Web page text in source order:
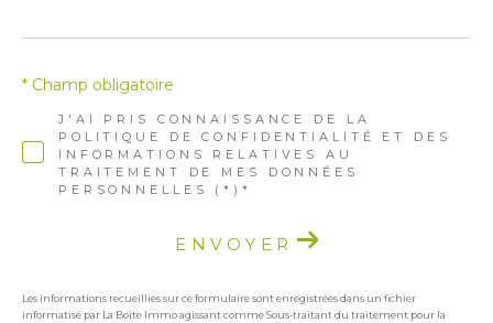
J'AI PRIS CONNAISSANCE DE LA
POLITIQUE DE CONFIDENTIALITÉ ET DES
INFORMATIONS RELATIVES AU
TRAITEMENT DE MES DONNÉES
PERSONNELLES (*)*
* Champ obligatoire
ENVOYER
Les informations recueillies sur ce formulaire sont enregistrées dans un fichier
informatisé par La Boite Immo agissant comme Sous-traitant du traitement pour la